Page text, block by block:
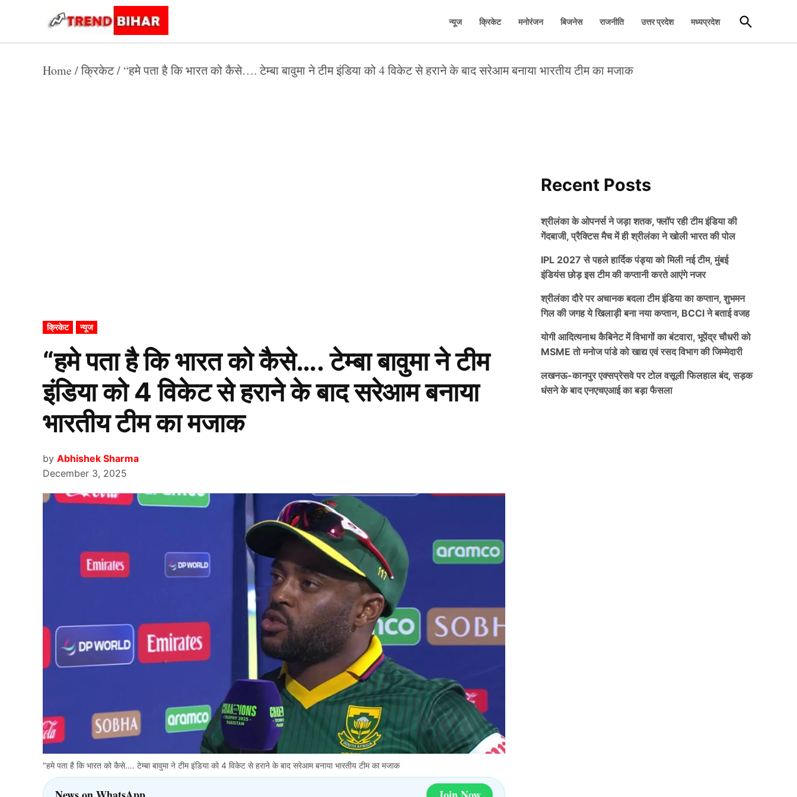
content
Bihar
न्यूज क्रिकेट मनोरंजन बिजनेस राजनीति उत्तर प्रदेश मध्यप्रदेश
Open
Search
Home /क्रिकेट/ “हमे पता है कि भारत को कैसे…. टेम्बा बावुमा ने टीम इंडिया को 4 विकेट से हराने के बाद सरेआम बनाया भारतीय टीम का मजाक
POSTED
IN
क्रिकेट न्यूज
“हमे पता है कि भारत को कैसे…. टेम्बा बावुमा ने टीम
इंडिया को 4 विकेट से हराने के बाद सरेआम बनाया
भारतीय टीम का मजाक
by Abhishek Sharma
December 3, 2025
"हमे पता है कि भारत को कैसे.... टेम्बा बावुमा ने टीम इंडिया को 4 विकेट से हराने के बाद सरेआम बनाया भारतीय टीम का मजाक
Recent Posts
श्रीलंका के ओपनर्स ने जड़ा शतक, फ्लॉप रही टीम इंडिया की
गेंदबाजी, प्रैक्टिस मैच में ही श्रीलंका ने खोली भारत की पोल
IPL 2027 से पहले हार्दिक पंड्या को मिली नई टीम, मुंबई
इंडियंस छोड़ इस टीम की कप्तानी करते आएंगे नजर
श्रीलंका दौरे पर अचानक बदला टीम इंडिया का कप्तान, शुभमन
गिल की जगह ये खिलाड़ी बना नया कप्तान, BCCI ने बताई वजह
योगी आदित्यनाथ कैबिनेट में विभागों का बंटवारा, भूपेंद्र चौधरी को
MSME तो मनोज पांडे को खाद्य एवं रसद विभाग की जिम्मेदारी
लखनऊ-कानपुर एक्सप्रेसवे पर टोल वसूली फिलहाल बंद, सड़क
धंसने के बाद एनएचएआई का बड़ा फैसला